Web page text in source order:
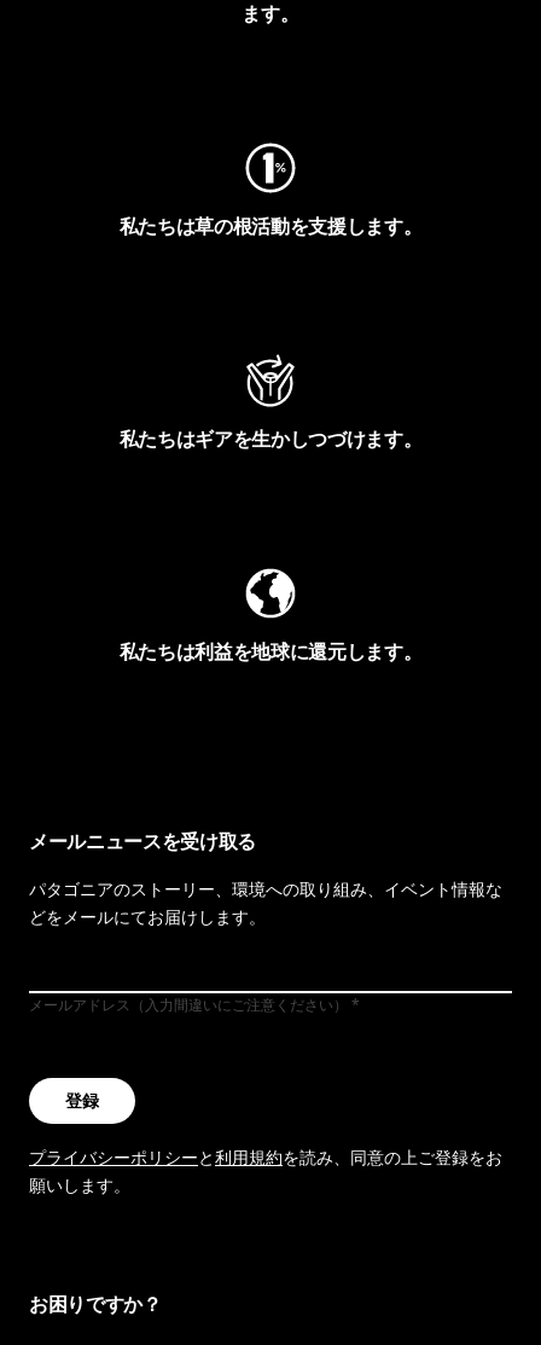
ます。
私たちは草の根活動を支援します。
私たちはギアを生かしつづけます。
私たちは利益を地球に還元します。
メールニュースを受け取る
パタゴニアのストーリー、環境への取り組み、イベント情報な
どをメールにてお届けします。
メールアドレス（入力間違いにご注意ください）
登録
プライバシーポリシーと利用規約を読み、同意の上ご登録をお
願いします。
お困りですか？